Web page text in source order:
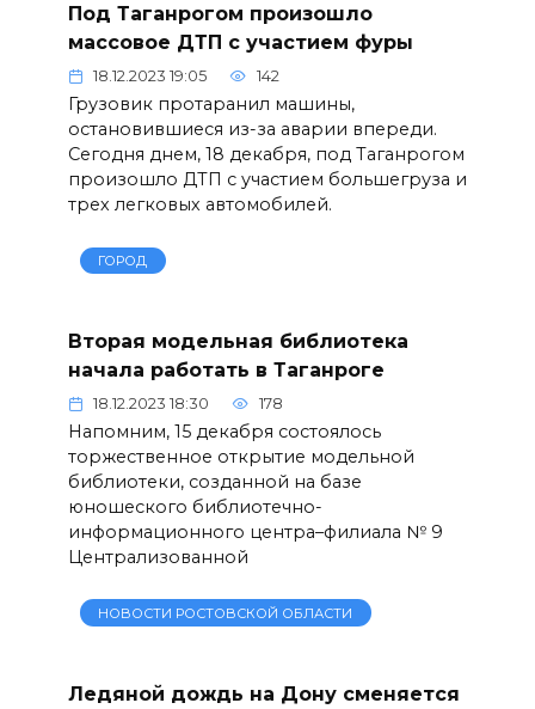
Под Таганрогом произошло
массовое ДТП с участием фуры
18.12.2023 19:05 142
Грузовик протаранил машины,
остановившиеся из-за аварии впереди.
Сегодня днем, 18 декабря, под Таганрогом
произошло ДТП с участием большегруза и
трех легковых автомобилей.
ГОРОД
Вторая модельная библиотека
начала работать в Таганроге
18.12.2023 18:30 178
Напомним, 15 декабря состоялось
торжественное открытие модельной
библиотеки, созданной на базе
юношеского библиотечно-
информационного центра–филиала № 9
Централизованной
НОВОСТИ РОСТОВСКОЙ ОБЛАСТИ
Ледяной дождь на Дону сменяется